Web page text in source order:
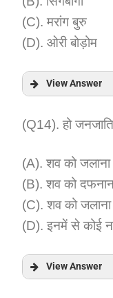
(C). मरांग बुरु
(D). ओरी बोड़ोम
View Answer
Answer:
Explanation:
(Q14). हो
(A). शव को जलाना
(B). शव को
(C). शव को
(D). इनमें से कोई
View Answer